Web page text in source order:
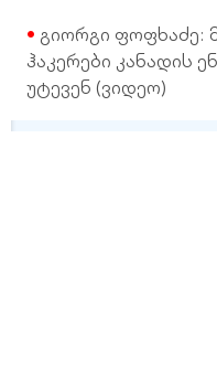
გიორგი ფოფხაძე:
ჰაკერები კანადის
უტევენ (ვიდეო)